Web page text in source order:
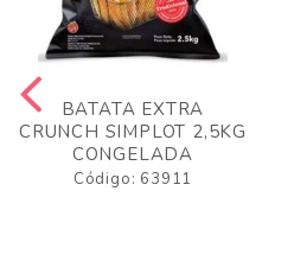
BATATA EXTRA
CRUNCH SIMPLOT 2,5KG
CONGELADA
Código: 63911